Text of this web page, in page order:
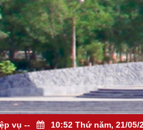
vụ -- 10:52 Thứ năm, 21/05/